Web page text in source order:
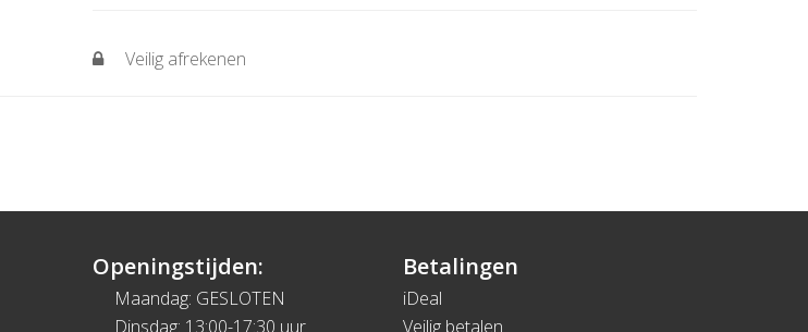
Veilig afrekenen
Openingstijden:
Maandag: GESLOTEN
Dinsdag: 13:00-17:30 uur
Betalingen
iDeal
Veilig betalen